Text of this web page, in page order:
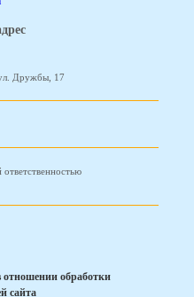
ул. Дружбы, 17
обработки
сайта